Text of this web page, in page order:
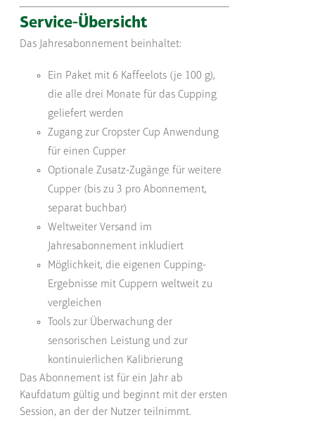
Service-Übersicht
Das Jahresabonnement beinhaltet:
Ein Paket mit 6 Kaffeelots (je 100 g),
die alle drei Monate für das Cupping
geliefert werden
Zugang zur Cropster Cup Anwendung
für einen Cupper
Optionale Zusatz-Zugänge für weitere
Cupper (bis zu 3 pro Abonnement,
separat buchbar)
Weltweiter Versand im
Jahresabonnement inkludiert
Möglichkeit, die eigenen Cupping-
Ergebnisse mit Cuppern weltweit zu
vergleichen
Tools zur Überwachung der
sensorischen Leistung und zur
kontinuierlichen Kalibrierung
Das Abonnement ist für ein Jahr ab
Kaufdatum gültig und beginnt mit der ersten
Session, an der der Nutzer teilnimmt.